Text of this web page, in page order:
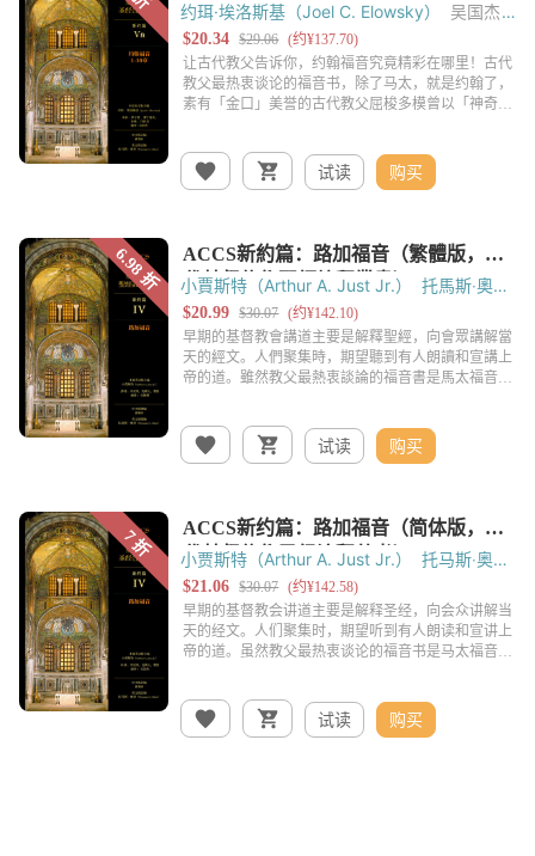
约珥·埃洛斯基（Joel C. Elowsky）
吴国杰
托马斯‧奥登（Thomas C. Oden）
试读 购买
小賈斯特（Arthur A. Just Jr.）
托馬斯‧奧登
（Thomas C. Oden） 黃錫木
试读 购买
小贾斯特（Arthur A. Just Jr.）
托马斯‧奥登
（Thomas C. Oden） 黄锡木
试读 购买